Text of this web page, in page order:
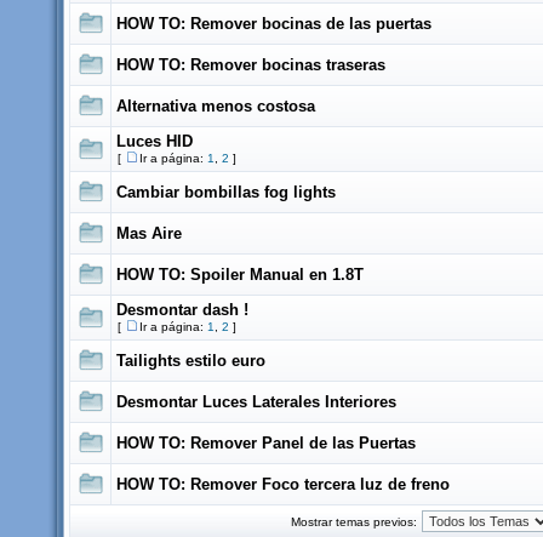
HOW TO: Remover bocinas de las puertas
HOW TO: Remover bocinas traseras
Alternativa menos costosa
Luces HID
[ Ir a página: 1 2 ]
Cambiar bombillas fog lights
Mas Aire
HOW TO: Spoiler Manual en 1.8T
Desmontar dash !
[ Ir a página: 1 2 ]
Tailights estilo euro
Desmontar Luces Laterales Interiores
HOW TO: Remover Panel de las Puertas
HOW TO: Remover Foco tercera luz de freno
Mostrar temas previos: